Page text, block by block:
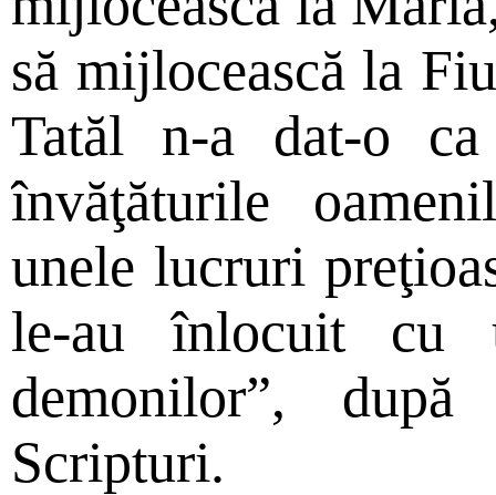
să mijlocească la
Tatăl n-a dat-o
învăţăturile
unele lucruri
le-au înlocuit cu
demonilor”,
Scripturi.